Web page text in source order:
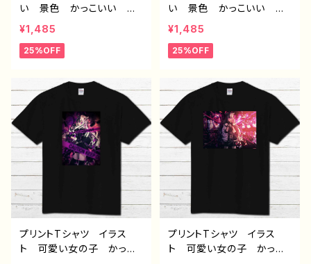
い 景色 かっこいい エ
モい メンズ レディー
ス おしゃれ 白 個性
的 おすすめ 人気 クリ
ー 絵師 デザイン コラ
ボ オリジナル デザイ
ン グッズ 半袖シャツ ノ
ンブランド H-7
¥1,485
25%OFF
い 景色 かっこいい エ
モい メンズ レディー
ス おしゃれ 白 個性
的 おすすめ 人気 クリ
ー 絵師 デザイン コラ
ボ オリジナル デザイ
ン グッズ 半袖シャツ ノ
ンブランド H-7
¥1,485
25%OFF
プリントTシャツ イラス
ト 可愛い女の子 かっこ
プリントTシャツ イラス
ト 可愛い女の子 かっこ